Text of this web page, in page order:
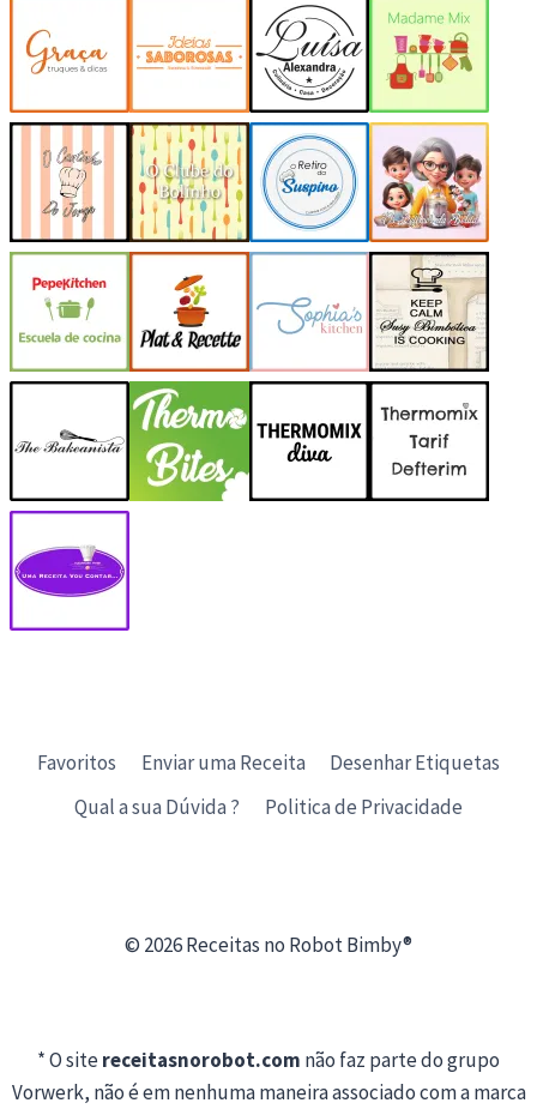
Favoritos Enviar uma Receita
Desenhar Etiquetas
Qual a sua Dúvida ?
Politica de Privacidade
© 2026 Receitas no Robot Bimby®
* O sitereceitasnorobot.com não faz parte do grupo
Vorwerk, não é em nenhuma maneira associado com a marca